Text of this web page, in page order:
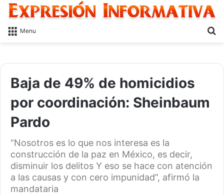
Menu
Baja de 49% de homicidios
por coordinación: Sheinbaum
Pardo
“Nosotros es lo que nos interesa es la
construcción de la paz en México, es decir,
disminuir los delitos Y eso se hace con atención
a las causas y con cero impunidad”, afirmó la
mandataria